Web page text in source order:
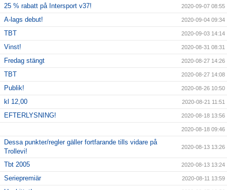
25 % rabatt på Intersport v37! 2020-09-07 08:55
A-lags debut! 2020-09-04 09:34
TBT 2020-09-03 14:14
Vinst! 2020-08-31 08:31
Fredag stängt 2020-08-27 14:26
TBT 2020-08-27 14:08
Publik! 2020-08-26 10:50
kl 12,00 2020-08-21 11:51
EFTERLYSNING! 2020-08-18 13:56
2020-08-18 09:46
Dessa punkter/regler gäller fortfarande tills vidare på
Trollevi!
2020-08-13 13:26
Tbt 2005 2020-08-13 13:24
Seriepremiär 2020-08-11 13:59